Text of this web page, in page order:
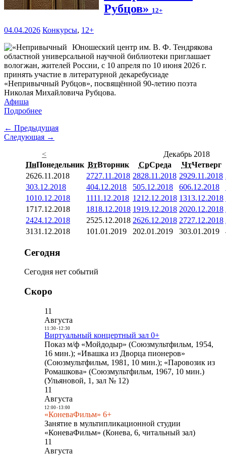
Рубцов» 12+
04.04.2026 Конкурсы, 12+
Юношеский центр им. В. Ф. Тендрякова
областной универсальной научной библиотеки приглашает
вологжан, жителей России, с 10 апреля по 10 июня 2026 г.
принять участие в литературной декаребусиаде
«Непривычный Рубцов», посвящённой 90-летию поэта
Николая Михайловича Рубцова.
Афиша
Подробнее
← Предыдущая
Следующая →
<
Декабрь 2018
ПнПонедельник ВтВторник СрСреда ЧтЧетверг
2626.11.2018 2727.11.2018 2828.11.2018 2929.11.2018
303.12.2018 404.12.2018 505.12.2018 606.12.2018
1010.12.2018 1111.12.2018 1212.12.2018 1313.12.2018
1717.12.2018 1818.12.2018 1919.12.2018 2020.12.2018
2424.12.2018 2525.12.2018 2626.12.2018 2727.12.2018
3131.12.2018 101.01.2019 202.01.2019 303.01.2019
Сегодня
Сегодня нет событий
Скоро
11
Августа
11:30- 12:30
Виртуальный концертный зал 0+
Показ м/ф «Мойдодыр» (Союзмультфильм, 1954,
16 мин.); «Ивашка из Дворца пионеров»
(Союзмультфильм, 1981, 10 мин.); «Паровозик из
Ромашкова» (Союзмультфильм, 1967, 10 мин.)
(Ульяновой, 1, зал № 12)
11
Августа
12:00- 13:00
«КоневаФильм» 6+
Занятие в мультипликационной студии
«КоневаФильм» (Конева, 6, читальный зал)
11
Августа